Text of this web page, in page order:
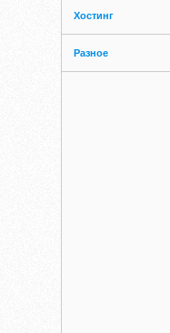
Хостинг
Разное